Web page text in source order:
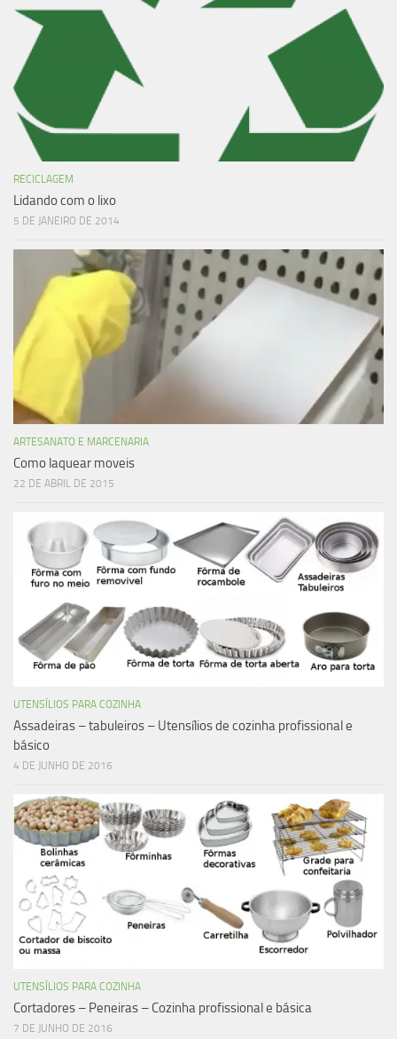
RECICLAGEM
Lidando com o lixo
5 DE JANEIRO DE 2014
ARTESANATO E MARCENARIA
Como laquear moveis
22 DE ABRIL DE 2015
UTENSÍLIOS PARA COZINHA
Assadeiras – tabuleiros – Utensílios de cozinha profissional e
básico
4 DE JUNHO DE 2016
UTENSÍLIOS PARA COZINHA
Cortadores – Peneiras – Cozinha profissional e básica
7 DE JUNHO DE 2016